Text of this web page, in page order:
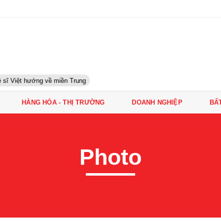
sĩ Việt hướng về miền Trung
HÀNG HÓA - THỊ TRƯỜNG DOANH NGHIỆP
Photo